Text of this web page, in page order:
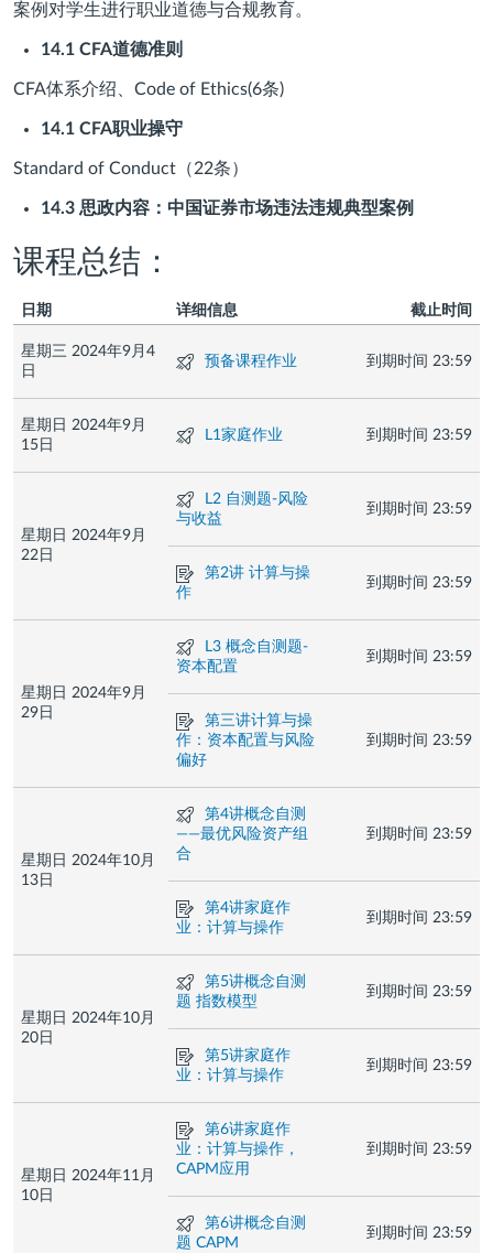
案例对学生进行职业道德与合规教育。
14.1 CFA道德准则
CFA体系介绍、Code of Ethics(6条)
14.1 CFA职业操守
Standard of Conduct（22条）
14.3 思政内容：中国证券市场违法违规典型案例
课程总结：
日期 详细信息 截止时间
星期三 2024年9月4
日
测
预备课程作业 到期时间 23:59
星期日 2024年9月
15日
测
L1家庭作业 到期时间 23:59
星期日 2024年9月
22日
测
验
L2 自测题-风险
与收益
到期时间 23:59
作
业
第2讲 计算与操
作
到期时间 23:59
星期日 2024年9月
29日
测
验
L3 概念自测题-
资本配置
到期时间 23:59
作
业
第三讲计算与操
作：资本配置与风险
偏好
到期时间 23:59
星期日 2024年10月
13日
测
验
第4讲概念自测
——最优风险资产组
合
到期时间 23:59
作
业
第4讲家庭作
业：计算与操作
到期时间 23:59
星期日 2024年10月
20日
测
验
第5讲概念自测
题 指数模型
到期时间 23:59
作
业
第5讲家庭作
业：计算与操作
到期时间 23:59
星期日 2024年11月
10日
作
业
第6讲家庭作
业：计算与操作，
CAPM应用
到期时间 23:59
测
验
第6讲概念自测
题 CAPM
到期时间 23:59